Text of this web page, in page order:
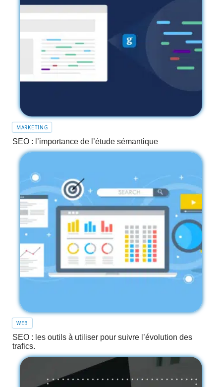
MARKETING
SEO : l’importance de l’étude sémantique
WEB
SEO : les outils à utiliser pour suivre l’évolution des
trafics.